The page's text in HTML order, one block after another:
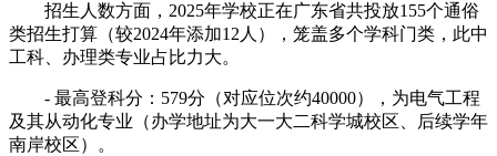
招生人数方面，2025年学校正在广东省共投放155个通俗
类招生打算（较2024年添加12人），笼盖多个学科门类，此中
工科、办理类专业占比力大。
- 最高登科分：579分（对应位次约40000），为电气工程
及其从动化专业（办学地址为大一大二科学城校区、后续学年
南岸校区）。